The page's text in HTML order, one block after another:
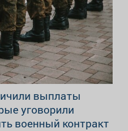
выплаты
уговорили
военный контракт